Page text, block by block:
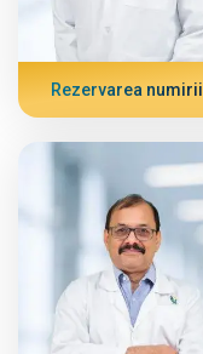
Rezervarea numirii